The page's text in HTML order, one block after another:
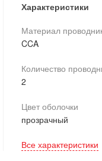
Характеристики
Материал
CCA
Количество
2
Цвет оболочки
прозрачный
Все характеристики